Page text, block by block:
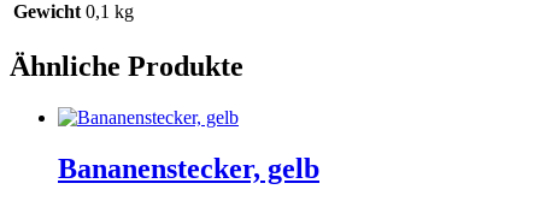
Gewicht 0,1 kg
Ähnliche Produkte
Bananenstecker, gelb